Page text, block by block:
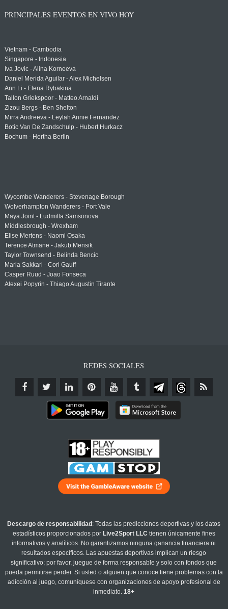
PRINCIPALES EVENTOS EN VIVO HOY
Vietnam - Cambodia
Singapore - Indonesia
Iva Jovic - Alina Korneeva
Daniel Merida Aguilar - Alex Michelsen
Ann Li - Elena Rybakina
Tallon Griekspoor - Matteo Arnaldi
Zizou Bergs - Ben Shelton
Mirra Andreeva - Leylah Annie Fernandez
Botic Van De Zandschulp - Hubert Hurkacz
Bochum - Hertha Berlin
Wycombe Wanderers - Stevenage Borough
Wolverhampton Wanderers - Port Vale
Maya Joint - Ludmilla Samsonova
Middlesbrough - Wrexham
Elise Mertens - Naomi Osaka
Terence Atmane - Jakub Mensik
Taylor Townsend - Belinda Bencic
Maria Sakkari - Cori Gauff
Casper Ruud - Joao Fonseca
Alexei Popyrin - Thiago Augustin Tirante
REDES SOCIALES
Descargo de responsabilidad : Todas las predicciones deportivas y los datos
estadísticos proporcionados por Live2Sport LLC tienen únicamente fines
informativos y analíticos. No garantizamos ninguna ganancia financiera ni
resultados específicos. Las apuestas deportivas implican un riesgo
significativo; por favor, juegue de forma responsable y solo con fondos que
pueda permitirse perder. Si usted o alguien que conoce tiene problemas con la
adicción al juego, comuníquese con organizaciones de apoyo profesional de
inmediato.18+